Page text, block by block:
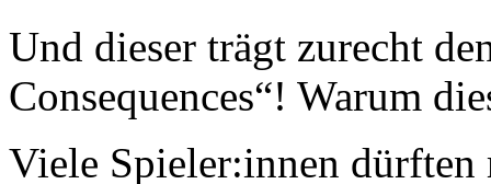
Und dieser trägt zurecht
Consequences“! Warum
Viele Spieler:innen